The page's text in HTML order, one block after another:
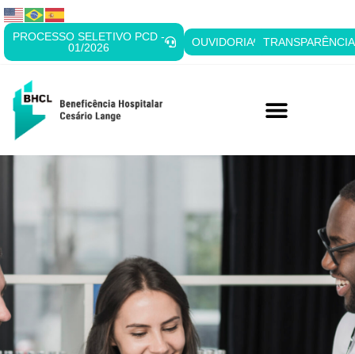
PROCESSO SELETIVO PCD -
01/2026
OUVIDORIA TRANSPARÊNCIA